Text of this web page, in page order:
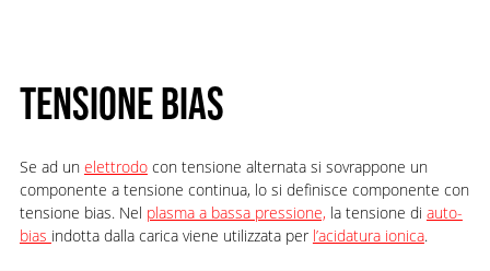
TENSIONE BIAS
Se ad un elettrodocon tensione alternata si sovrappone un
componente a tensione continua, lo si definisce componente con
tensione bias. Nel plasma a bassa pressione, la tensione di auto-
bias indotta dalla carica viene utilizzata per l’acidatura ionica.